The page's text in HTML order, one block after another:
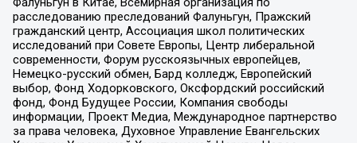
расследованию преследований Фалуньгун, Пражский
гражданский центр, Ассоциация школ политических
исследований при Совете Европы, Центр либеральной
современности, Форум русскоязычных европейцев,
Немецко-русский обмен, Бард колледж, Европейский
выбор, Фонд Ходорковского, Оксфордский российский
фонд, Фонд Будущее России, Компания свободы
информации, Проект Медиа, Международное партнерство
за права человека, Духовное Управление Евангельских